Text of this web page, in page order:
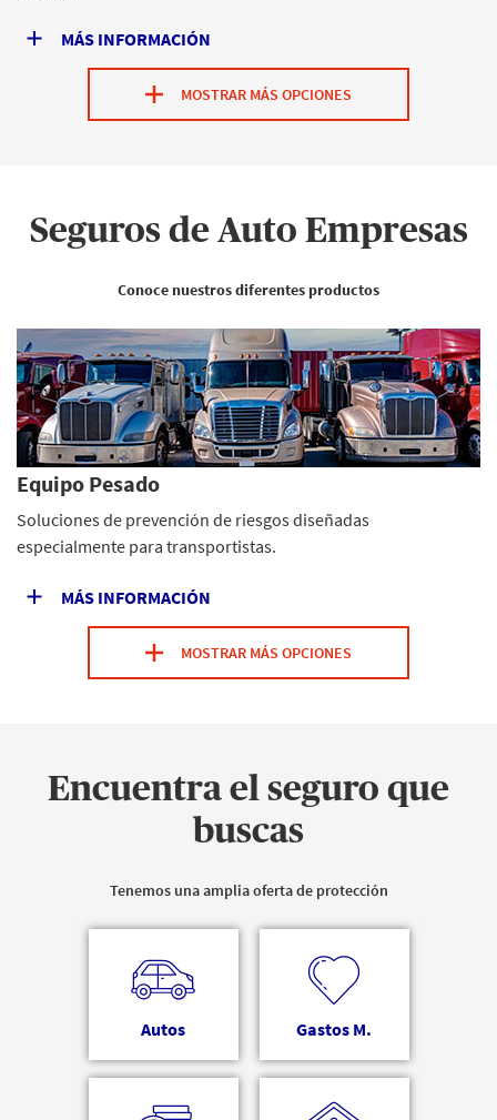
MÁS INFORMACIÓN
MOSTRAR MÁS OPCIONES
Seguros de Auto Empresas
Conoce nuestros diferentes productos
Equipo Pesado
Soluciones de prevención de riesgos diseñadas
especialmente para transportistas.
MÁS INFORMACIÓN
MOSTRAR MÁS OPCIONES
Encuentra el seguro que
buscas
Tenemos una amplia oferta de protección
Autos Gastos M.